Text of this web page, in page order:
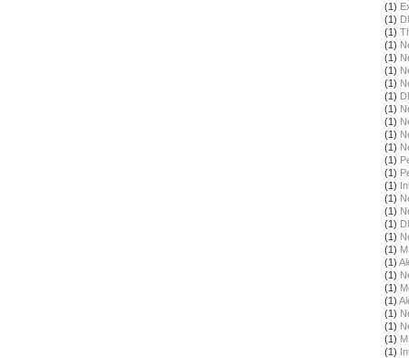
(1)
(1)
(1)
(1)
(1)
(1)
(1)
(1)
(1)
(1)
(1)
(1)
(1)
(1)
(1)
(1)
(1)
(1)
(1)
(1)
(1)
(1)
(1)
(1)
(1)
(1)
(1)
(1)